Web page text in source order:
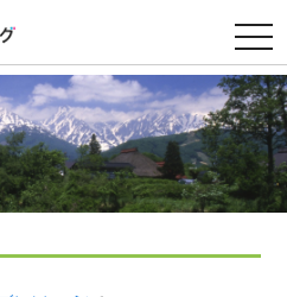
t
o
g
g
l
e
n
a
v
g
i